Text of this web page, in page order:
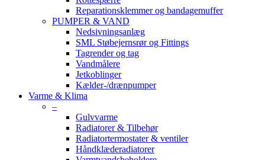
Reparationsklemmer og bandagemuffer
PUMPER & VAND
Nedsivningsanlæg
SML Støbejernsrør og Fittings
Tagrender og tag
Vandmålere
Jetkoblinger
Kælder-/drænpumper
Varme & Klima
–
Gulvvarme
Radiatorer & Tilbehør
Radiatortermostater & ventiler
Håndklæderadiatorer